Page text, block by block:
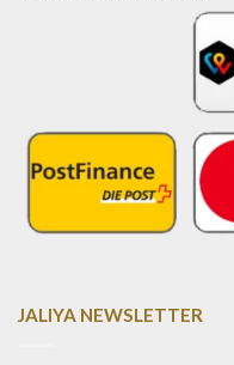
JALIYA NEWSLETTER